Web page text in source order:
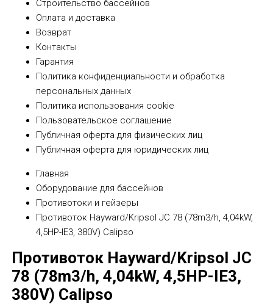
Строительство бассейнов
Оплата и доставка
Возврат
Контакты
Гарантия
Политика конфиденциальности и обработка
персональных данных
Политика использования cookie
Пользовательское соглашение
Публичная оферта для физических лиц
Публичная оферта для юридических лиц
Главная
Оборудование для бассейнов
Противотоки и гейзеры
Противоток Hayward/Kripsol JC 78 (78m3/h, 4,04kW,
4,5HP-IE3, 380V) Calipso
Противоток Hayward/Kripsol JC
78 (78m3/h, 4,04kW, 4,5HP-IE3,
380V) Calipso